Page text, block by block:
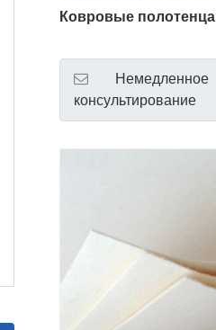
Ковровые полотенца
Немедленное
консультирование